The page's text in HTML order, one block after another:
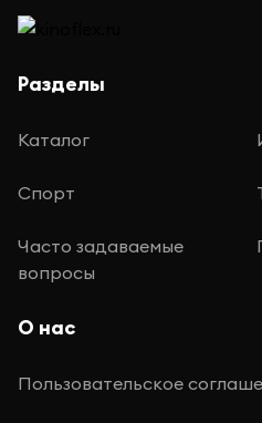
Разделы
Каталог
Спорт
Часто задаваемые
вопросы
О нас
Пользовательское